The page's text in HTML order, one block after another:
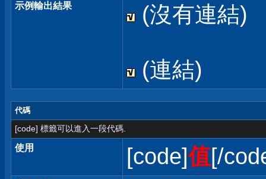
示例輸出結果 (沒有連結)
(連結)
代碼
[code] 標籤可以進入一段代碼.
使用 [code]值[/